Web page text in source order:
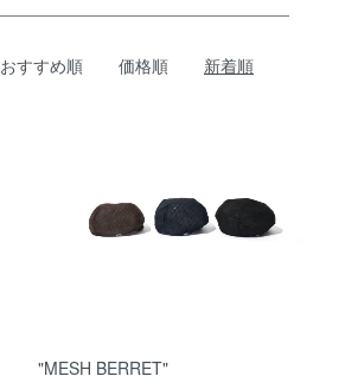
おすすめ順 価格順 新着順
"MESH BERRET"